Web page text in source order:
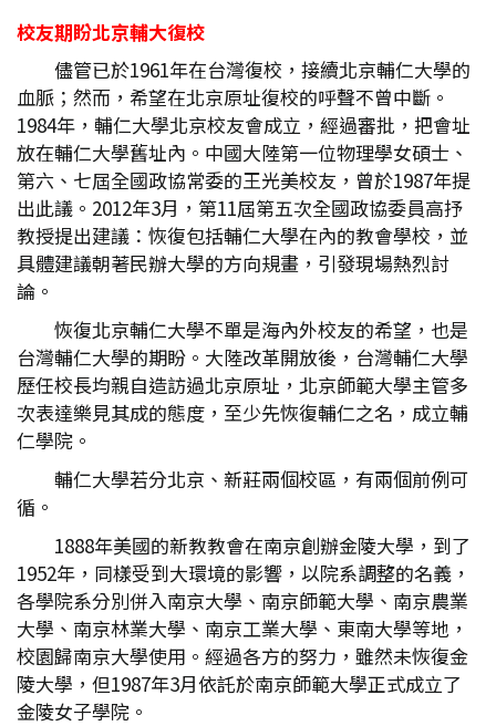
校友期盼北京輔大復校
儘管已於1961年在台灣復校，接續北京輔仁大學的
血脈；然而，希望在北京原址復校的呼聲不曾中斷。
1984年，輔仁大學北京校友會成立，經過審批，把會址
放在輔仁大學舊址內。中國大陸第一位物理學女碩士、
第六、七屆全國政協常委的王光美校友，曾於1987年提
出此議。2012年3月，第11屆第五次全國政協委員高抒
教授提出建議：恢復包括輔仁大學在內的教會學校，並
具體建議朝著民辦大學的方向規畫，引發現場熱烈討
論。
恢復北京輔仁大學不單是海內外校友的希望，也是
台灣輔仁大學的期盼。大陸改革開放後，台灣輔仁大學
歷任校長均親自造訪過北京原址，北京師範大學主管多
次表達樂見其成的態度，至少先恢復輔仁之名，成立輔
仁學院。
輔仁大學若分北京、新莊兩個校區，有兩個前例可
循。
1888年美國的新教教會在南京創辦金陵大學，到了
1952年，同樣受到大環境的影響，以院系調整的名義，
各學院系分別併入南京大學、南京師範大學、南京農業
大學、南京林業大學、南京工業大學、東南大學等地，
校園歸南京大學使用。經過各方的努力，雖然未恢復金
陵大學，但1987年3月依託於南京師範大學正式成立了
金陵女子學院。